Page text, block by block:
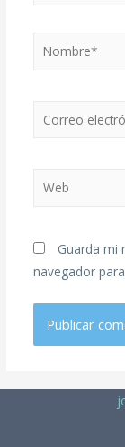
Guarda mi
navegador